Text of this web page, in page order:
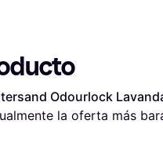
Odourlock
la oferta más